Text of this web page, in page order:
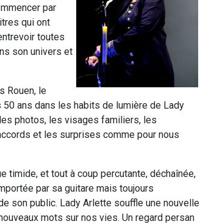
par
qui ont
toutes
son univers et
Rouen, le
ans dans les habits de lumière de Lady
photos, les visages familiers, les
et les surprises comme pour nous
timide, et tout à coup percutante, déchaînée,
par sa guitare mais toujours
son public. Lady Arlette souffle une nouvelle
mots sur nos vies. Un regard persan